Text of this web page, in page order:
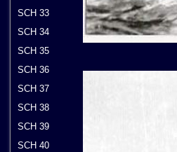
SCH 33
SCH 34
SCH 35
SCH 36
SCH 37
SCH 38
SCH 39
SCH 40